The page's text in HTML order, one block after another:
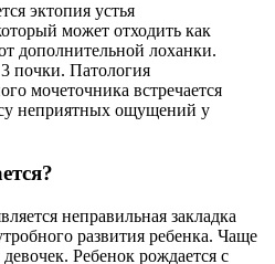
эктопия устья
может отходить как
дополнительной лоханки.
почки. Патология
мочеточника встречается
неприятных ощущений у
неправильная закладка
развития ребенка. Чаще
девочек. Ребенок рождается с